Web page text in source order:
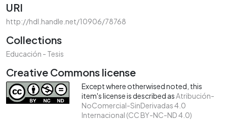
URI
http://hdl.handle.net/10906/78768
Collections
Educación - Tesis
Creative Commons license
Except where otherwised noted, this
item's license is described asAtribución-
NoComercial-SinDerivadas 4.0
Internacional (CC BY-NC-ND 4.0)